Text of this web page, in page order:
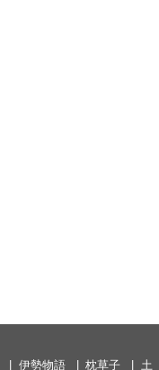
伊勢物語 枕草子 土